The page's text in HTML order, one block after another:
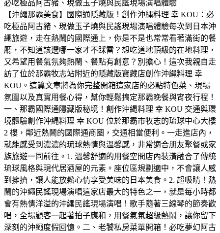
​【沖繩那霸美食】國際通隱藏版！創作沖縄料理 幸 KOU：必
吃極品阿古豬、現做玉子燒與民謠現場演唱體驗​每次到日本沖
繩旅遊，走在熱鬧的國際通上，你是不是也常常看著滿街的餐
廳，不知道該選哪一家才不踩雷？想吃道地頂級的在地料理，
又希望用餐氣氛夠熱鬧、餐點有創意？​別擔心！這次我親自走
訪了位於那霸牧志站附近的隱藏版寶藏店創作沖縄料理 幸
KOU。這篇文章將為你完整開箱這家店的必點特色菜、現場
氛圍以及真實用餐心得，幫你輕鬆搞定那霸晚餐與宵夜行程！​
一、那霸國際通隱藏版秘境！創作沖縄料理 幸 KOU 交通與環
境體驗​創作沖縄料理 幸 KOU 位於那霸市牧志的琉球中心大樓
2 樓，鄰近熱鬧的國際通商圈，交通相當便利。一走進店內，
就能感受到濃濃的琉球熱情與溫馨感，非常適合朋友聚餐或家
族旅遊一同前往。​1. 溫馨舒適的用餐空間​店內裝潢融合了傳統
琉球風格與現代居酒屋的元素。座位區規劃適中，不會讓人感
到擁擠，讓人能放鬆心情享受美味的日本美食。​2. 超吸睛！熱
鬧的沖繩民謠現場演唱​這家店最大的特色之一，就是每小時都
會有熱情洋溢的沖繩民謠現場演唱！歌手隨著三線琴的節奏歡
唱，全場顧客一起著拍子應和，用餐氣氛超級熱鬧，讓你留下
深刻的沖繩度假回憶。​二、老饕私房菜單開箱！必吃夢幻阿古